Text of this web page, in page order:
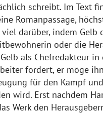
schreibt. Im Text
Romanpassage,
darüber, indem Gelb
oder die
als Chefredakteur
fordert, er möge
für den Kampf
wird. Erst nachdem
Werk den